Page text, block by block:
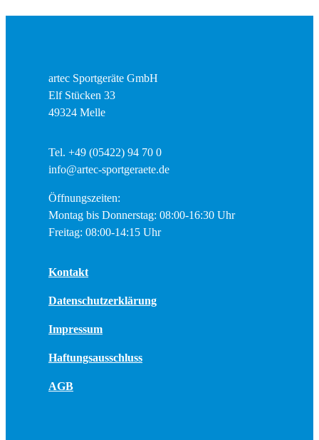
artec Sportgeräte GmbH
Elf Stücken 33
49324 Melle
Tel. +49 (05422) 94 70 0
info@artec-sportgeraete.de
Öffnungszeiten:
Montag bis Donnerstag: 08:00-16:30 Uhr
Freitag: 08:00-14:15 Uhr
Kontakt
Datenschutzerklärung
Impressum
Haftungsausschluss
AGB